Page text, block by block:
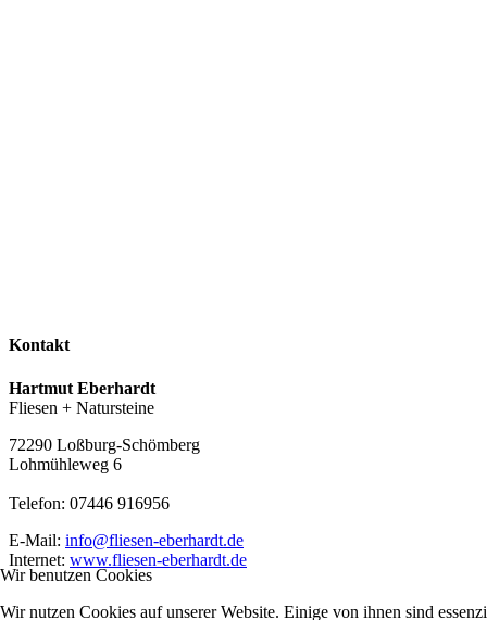
Kontakt
Hartmut Eberhardt
Fliesen + Natursteine
72290 Loßburg-Schömberg
Lohmühleweg 6
Telefon: 07446 916956
E-Mail: info@fliesen-eberhardt.de
Internet: www.fliesen-eberhardt.de
Wir benutzen Cookies
Wir nutzen Cookies auf unserer Website. Einige von ihnen sind